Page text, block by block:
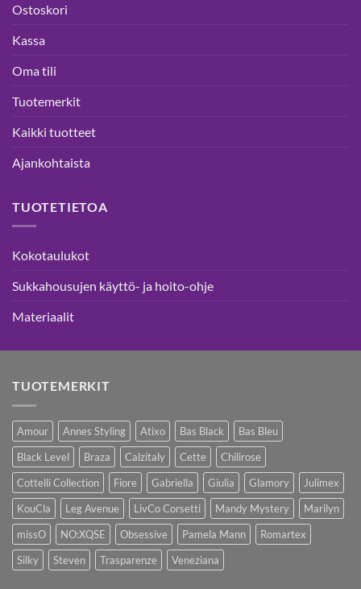
Ostoskori
Kassa
Oma tili
Tuotemerkit
Kaikki tuotteet
Ajankohtaista
TUOTETIETOA
Kokotaulukot
Sukkahousujen käyttö- ja hoito-ohje
Materiaalit
TUOTEMERKIT
Amour Annes Styling Atixo Bas Black
Bas Bleu
Black Level
Braza Calzitaly Cette
Chilirose
Cottelli Collection
Fiore Gabriella Giulia Glamory
Julimex
KouCla
Leg Avenue LivCo Corsetti Mandy Mystery
Marilyn
missO
NO:XQSE Obsessive Pamela Mann
Romartex
Silky
Steven Trasparenze Veneziana